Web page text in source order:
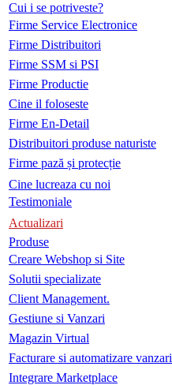
Cui i se potriveste?
Firme Service Electronice
Firme Distribuitori
Firme SSM si PSI
Firme Productie
Cine il foloseste
Firme En-Detail
Distribuitori produse naturiste
Firme pază și protecție
Cine lucreaza cu noi
Testimoniale
Actualizari
Produse
Creare Webshop si Site
Solutii specializate
Client Management.
Gestiune si Vanzari
Magazin Virtual
Facturare si automatizare vanzari
Integrare Marketplace